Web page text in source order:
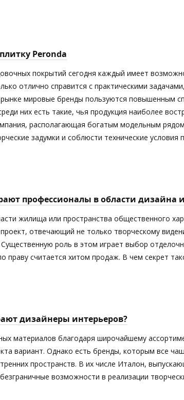
Peronda
покрытий сегодня каждый имеет
отлично справится с практическими
мировые бренды пользуются повышенным
них есть такие, чья продукция наиболее
располагающая богатым модельным
задумки и соблюсти технические условия
профессионалы в области дизайна
жилища или пространства общественного
проект, отвечающий не только творческому
роль в этом играет выбор
праву считается хитом продаж. В чем секрет
дизайнеры интерьеров?
материалов благодаря широчайшему
вариант. Однако есть бренды, которым все
пространств. В их числе Италон,
возможности в реализации